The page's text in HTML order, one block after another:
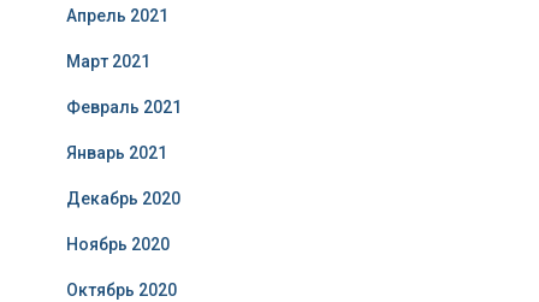
Апрель 2021
Март 2021
Февраль 2021
Январь 2021
Декабрь 2020
Ноябрь 2020
Октябрь 2020